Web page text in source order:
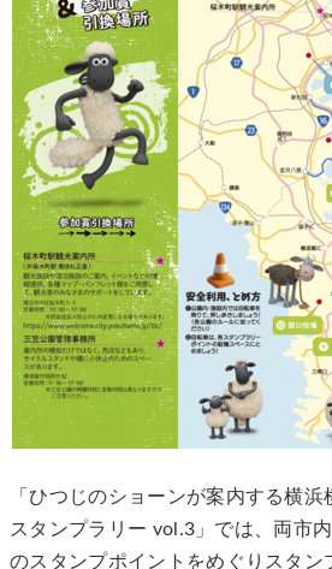
「ひつじのショーンが案内する横
スタンプラリー vol.3」では、両市
のスタンプポイントをめぐりスタン